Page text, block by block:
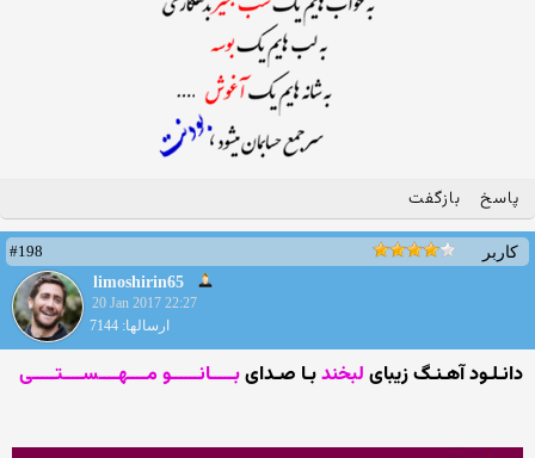
پاسخ بازگفت
کاربر
#198
limoshirin65
20 Jan 2017 22:27
ارسالها: 7144
دانـلـود آهـنـگ زیبای لبخندبـا صـدایبـــــانــــــو مــــهــــســــتـــــی